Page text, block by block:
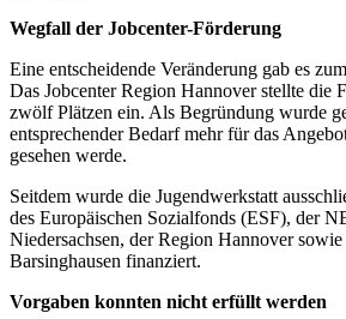
Wegfall der Jobcenter-Förderung
Eine entscheidende Veränderung gab es
Das Jobcenter Region Hannover stellte die
zwölf Plätzen ein. Als Begründung wurde
entsprechender Bedarf mehr für das
gesehen werde.
Seitdem wurde die Jugendwerkstatt
des Europäischen Sozialfonds (ESF), der
Niedersachsen, der Region Hannover sowie
Barsinghausen finanziert.
Vorgaben konnten nicht erfüllt werden